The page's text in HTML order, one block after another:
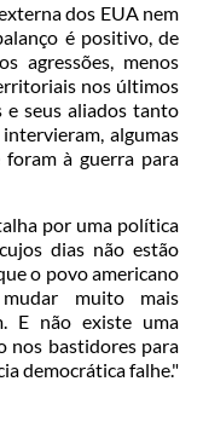
dos EUA nem
é positivo, de
agressões, menos
nos últimos
e seus aliados tanto
algumas
foram à guerra para
por uma política
dias não estão
o povo americano
muito mais
E não existe uma
nos bastidores para
democrática falhe."